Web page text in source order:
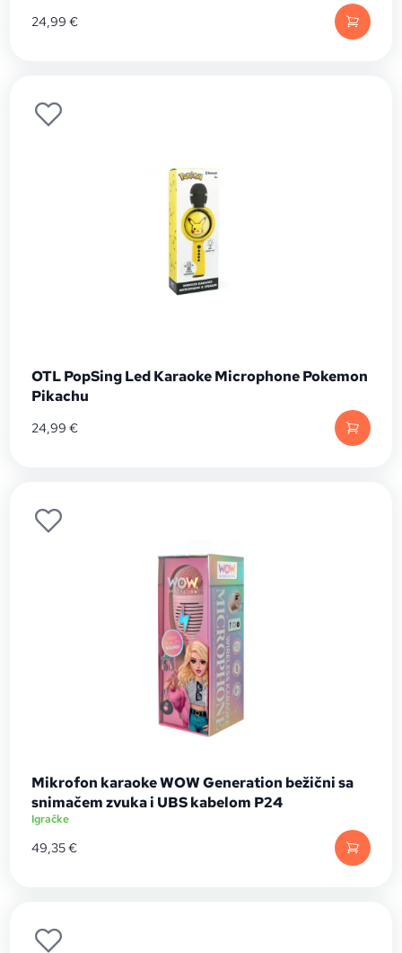
24,99€
OTL PopSing Led Karaoke Microphone Pokemon
Pikachu
24,99€
Mikrofon karaoke WOW Generation bežični sa
snimačem zvuka i UBS kabelom P24
Igračke
49,35€